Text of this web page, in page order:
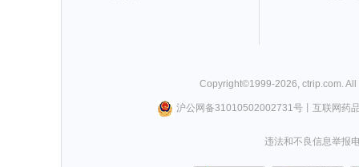
Copyright©1999-2026, ctrip.com.
沪公网备31010502002731号丨 互联网药
违法和不良信息举报